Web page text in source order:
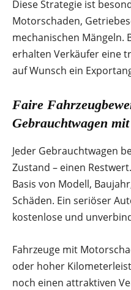
Diese Strategie ist
Motorschaden,
mechanischen Mängeln.
erhalten Verkäufer eine
auf Wunsch ein
Faire
Gebrauchtwagen
Jeder Gebrauchtwagen
Zustand – einen
Basis von Modell,
Schäden. Ein seriöser
kostenlose und
Fahrzeuge mit
oder hoher
noch einen attraktiven